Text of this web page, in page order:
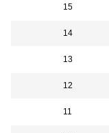
15
14
13
12
11